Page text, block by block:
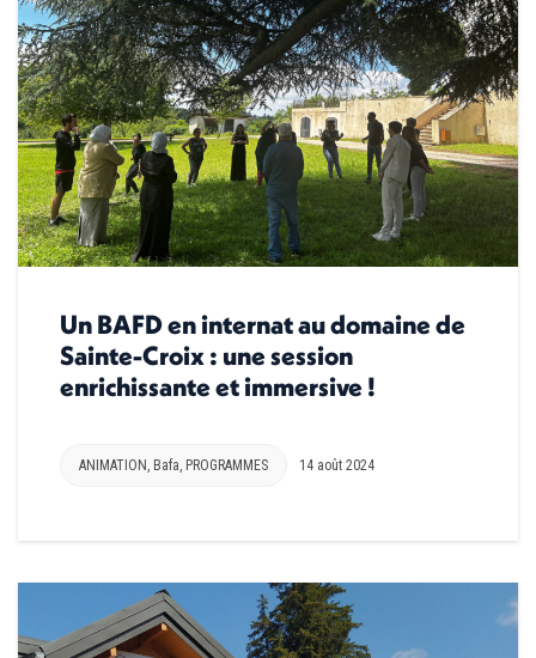
Un BAFD en internat au domaine de
Sainte-Croix : une session
enrichissante et immersive !
ANIMATION Bafa PROGRAMMES 14 août 2024